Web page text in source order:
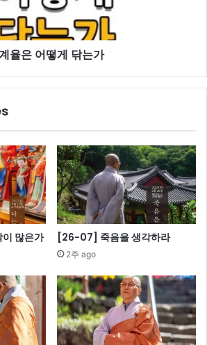
율은 어떻게 닦는가
많은가 [26-07] 죽음을 생각하라
2주 ago